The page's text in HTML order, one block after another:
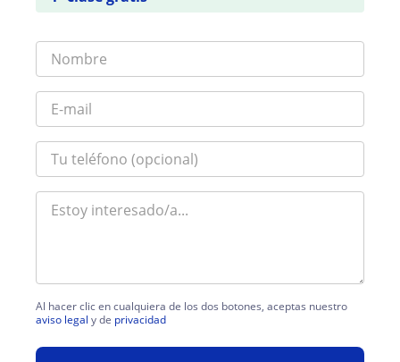
Al hacer clic en cualquiera de los dos botones, aceptas nuestro
aviso legal y de privacidad